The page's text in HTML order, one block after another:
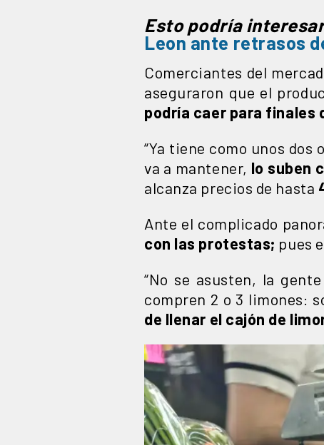
Esto podría
Leon ante retrasos
Comerciantes del
aseguraron que el
podría caer para finales
“Ya tiene como unos dos
va a mantener, lo suben
alcanza precios de hasta
Ante el complicado
con las protestas; pues
“No se asusten, la
compren 2 o 3 limones:
de llenar el cajón de